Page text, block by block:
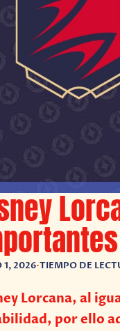
1, 2026•TIEMPO DE
Lorcana, al
por ello